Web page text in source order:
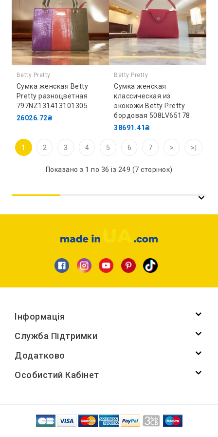
Betty Pretty
Сумка женская Betty
Pretty разноцветная
797NZ131413101305
26026.72₴
Betty Pretty
Сумка женская
классическая из
экокожи Betty Pretty
бордовая 508LV65178
38691.41₴
1 2 3 4 5 6 7 > >|
Показано з 1 по 36 із 249 (7 сторінок)
Інформація
Служба Підтримки
Додатково
Особистий Кабінет